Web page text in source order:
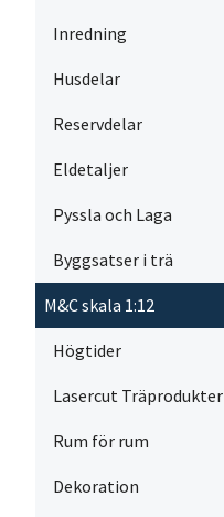
Inredning
Husdelar
Reservdelar
Eldetaljer
Pyssla och Laga
Byggsatser i trä
M&C skala 1:12
Högtider
Lasercut Träprodukter
Rum för rum
Dekoration